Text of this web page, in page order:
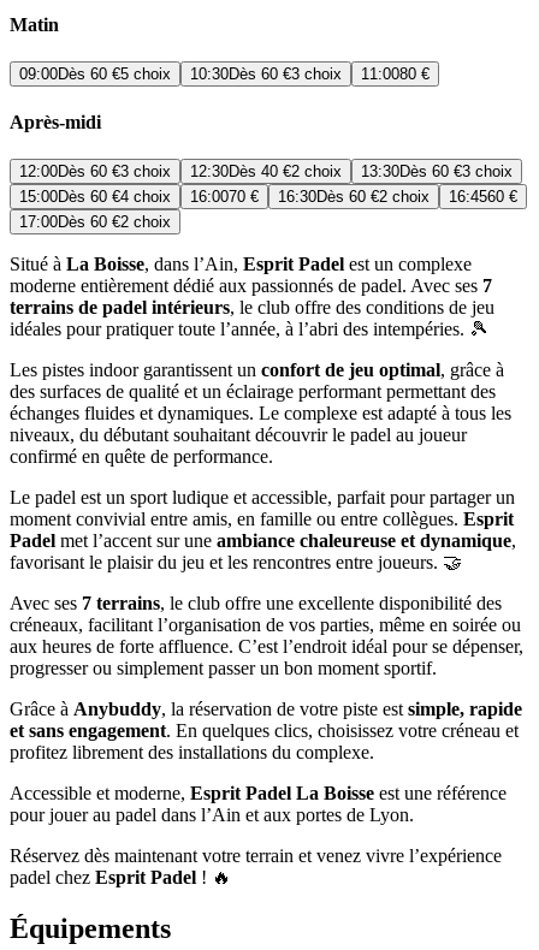
Matin
09:00Dès 60 €5 choix 10:30Dès 60 €3 choix 11:0080 €
Après-midi
12:00Dès 60 €3 choix 12:30Dès 40 €2 choix 13:30Dès 60 €3 choix
15:00Dès 60 €4 choix 16:0070 € 16:30Dès 60 €2 choix 16:4560 €
17:00Dès 60 €2 choix
Situé à La Boisse, dans l’Ain, Esprit Padel est un complexe
moderne entièrement dédié aux passionnés de padel. Avec ses 7
terrains de padel intérieurs, le club offre des conditions de jeu
idéales pour pratiquer toute l’année, à l’abri des intempéries. 🎾
Les pistes indoor garantissent un confort de jeu optimal, grâce à
des surfaces de qualité et un éclairage performant permettant des
échanges fluides et dynamiques. Le complexe est adapté à tous les
niveaux, du débutant souhaitant découvrir le padel au joueur
confirmé en quête de performance.
Le padel est un sport ludique et accessible, parfait pour partager un
moment convivial entre amis, en famille ou entre collègues. Esprit
Padel met l’accent sur une ambiance chaleureuse et dynamique,
favorisant le plaisir du jeu et les rencontres entre joueurs. 🤝
Avec ses 7 terrains, le club offre une excellente disponibilité des
créneaux, facilitant l’organisation de vos parties, même en soirée ou
aux heures de forte affluence. C’est l’endroit idéal pour se dépenser,
progresser ou simplement passer un bon moment sportif.
Grâce à Anybuddy, la réservation de votre piste estsimple, rapide
et sans engagement. En quelques clics, choisissez votre créneau et
profitez librement des installations du complexe.
Accessible et moderne, Esprit Padel La Boisse est une référence
pour jouer au padel dans l’Ain et aux portes de Lyon.
Réservez dès maintenant votre terrain et venez vivre l’expérience
padel chez Esprit Padel ! 🔥
Équipements